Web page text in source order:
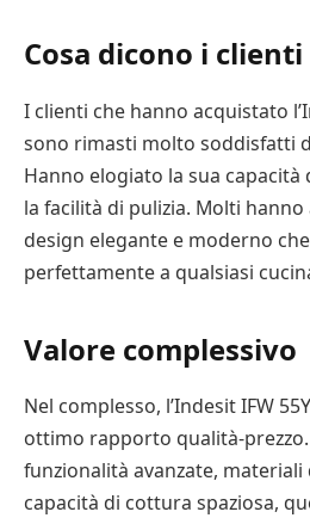
Cosa dicono i clienti
I clienti che hanno acquistato
sono rimasti molto soddisfatti
Hanno elogiato la sua
la facilità di pulizia. Molti
design elegante e moderno
perfettamente a qualsiasi
Valore complessivo
Nel complesso, l’Indesit IFW
ottimo rapporto qualità-
funzionalità avanzate,
capacità di cottura spaziosa,